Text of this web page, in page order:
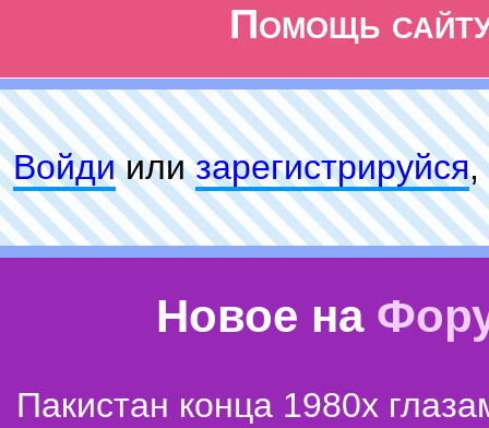
Помощь
Войдиилизарeгиcтpируйся,
Новое на
Пакистан конца 1980х